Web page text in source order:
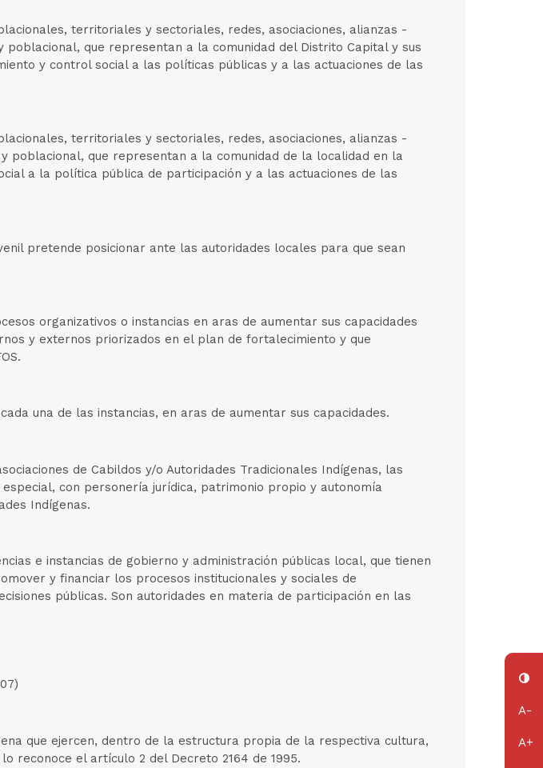
territoriales y sectoriales, redes, asociaciones, alianzas -
que representan a la comunidad del Distrito Capital y sus
y control social a las políticas públicas y a las actuaciones de las
territoriales y sectoriales, redes, asociaciones, alianzas -
que representan a la comunidad de la localidad en la
a la política pública de participación y a las actuaciones de las
pretende posicionar ante las autoridades locales para que sean
organizativos o instancias en aras de aumentar sus capacidades
y externos priorizados en el plan de fortalecimiento y que
una de las instancias, en aras de aumentar sus capacidades.
de Cabildos y/o Autoridades Tradicionales Indígenas, las
con personería jurídica, patrimonio propio y autonomía
Indígenas.
e instancias de gobierno y administración públicas local, que tienen
y financiar los procesos institucionales y sociales de
públicas. Son autoridades en materia de participación en las
que ejercen, dentro de la estructura propia de la respectiva cultura,
reconoce el artículo 2 del Decreto 2164 de 1995.